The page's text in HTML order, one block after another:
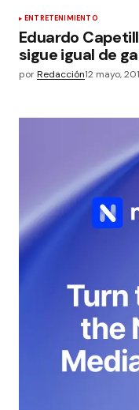
ENTRETENIMIENTO
Eduardo
sigue igual de
porRedacción12 mayo,